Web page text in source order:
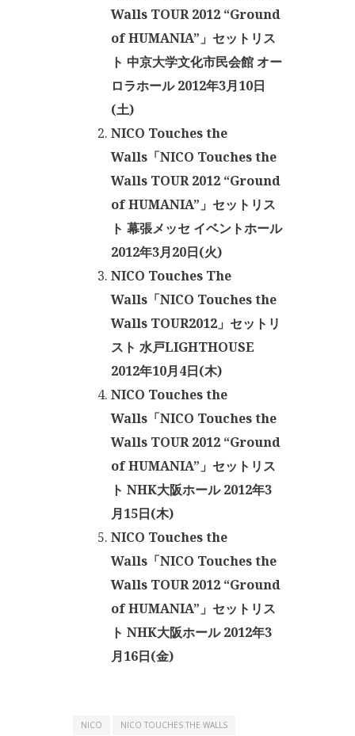
Walls TOUR 2012 “Ground
of HUMANIA”」セットリス
ト 中京大学文化市民会館 オー
ロラホール 2012年3月10日
(土)
NICO Touches the
Walls「NICO Touches the
Walls TOUR 2012 “Ground
of HUMANIA”」セットリス
ト 幕張メッセ イベントホール
2012年3月20日(火)
NICO Touches The
Walls「NICO Touches the
Walls TOUR2012」セットリ
スト 水戸LIGHTHOUSE
2012年10月4日(木)
NICO Touches the
Walls「NICO Touches the
Walls TOUR 2012 “Ground
of HUMANIA”」セットリス
ト NHK大阪ホール 2012年3
月15日(木)
NICO Touches the
Walls「NICO Touches the
Walls TOUR 2012 “Ground
of HUMANIA”」セットリス
ト NHK大阪ホール 2012年3
月16日(金)
NICO NICO TOUCHES THE WALLS